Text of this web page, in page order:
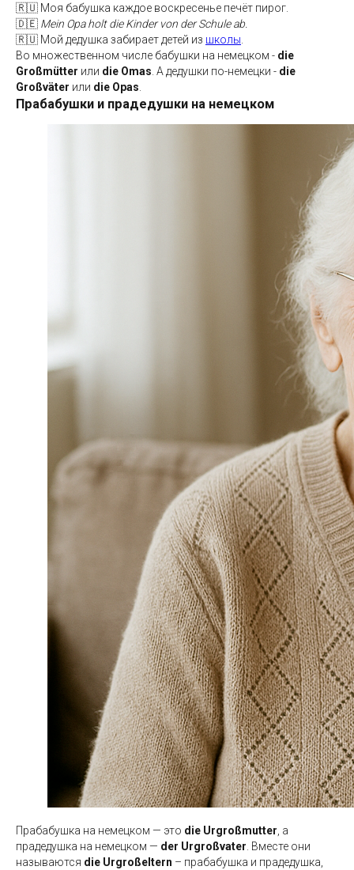
🇷🇺 Моя бабушка каждое воскресенье печёт пирог.
🇩🇪 Mein Opa holt die Kinder von der Schule ab.
🇷🇺 Мой дедушка забирает детей из школы.
Во множественном числе бабушки на немецком - die
Großmütter или die Omas. А дедушки по-немецки - die
Großväter или die Opas.
Прабабушки и прадедушки на немецком
Прабабушка на немецком — это die Urgroßmutter, а
прадедушка на немецком — der Urgroßvater. Вместе они
называются die Urgroßeltern – прабабушка и прадедушка,